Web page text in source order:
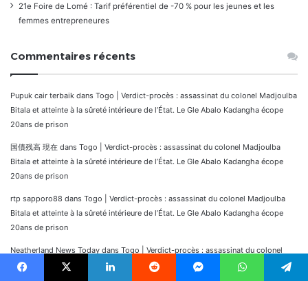
21e Foire de Lomé : Tarif préférentiel de -70 % pour les jeunes et les
femmes entrepreneures
Commentaires récents
Pupuk cair terbaik dans Togo | Verdict-procès : assassinat du colonel Madjoulba
Bitala et atteinte à la sûreté intérieure de l’État. Le Gle Abalo Kadangha écope
20ans de prison
国債残高 現在 dans Togo | Verdict-procès : assassinat du colonel Madjoulba
Bitala et atteinte à la sûreté intérieure de l’État. Le Gle Abalo Kadangha écope
20ans de prison
rtp sapporo88 dans Togo | Verdict-procès : assassinat du colonel Madjoulba
Bitala et atteinte à la sûreté intérieure de l’État. Le Gle Abalo Kadangha écope
20ans de prison
Neatherland News Today dans Togo | Verdict-procès : assassinat du colonel
Madjoulba Bitala et atteinte à la sûreté intérieure de l’État. Le Gle Abalo